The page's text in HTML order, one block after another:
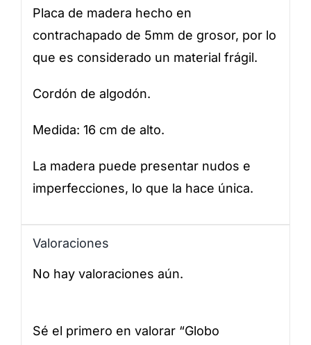
Placa de madera hecho en
contrachapado de 5mm de grosor, por lo
que es considerado un material frágil.
Cordón de algodón.
Medida: 16 cm de alto.
La madera puede presentar nudos e
imperfecciones, lo que la hace única.
Valoraciones
No hay valoraciones aún.
Sé el primero en valorar “Globo